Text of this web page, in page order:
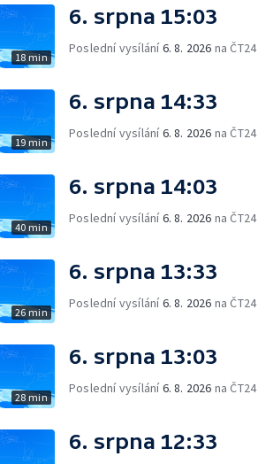
18 min
6. srpna 15:03
Poslední vysílání6. 8. 2026 na ČT24
19 min
6. srpna 14:33
Poslední vysílání6. 8. 2026 na ČT24
40 min
6. srpna 14:03
Poslední vysílání6. 8. 2026 na ČT24
26 min
6. srpna 13:33
Poslední vysílání6. 8. 2026 na ČT24
28 min
6. srpna 13:03
Poslední vysílání6. 8. 2026 na ČT24
6. srpna 12:33